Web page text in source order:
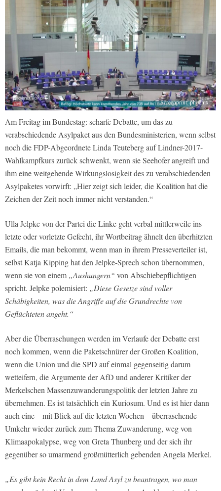
Screenprint: phoenix
Am Freitag im Bundestag: scharfe Debatte, um das zu
verabschiedende Asylpaket aus den Bundesministerien, wenn selbst
noch die FDP-Abgeordnete Linda Teuteberg auf Lindner-2017-
Wahlkampfkurs zurück schwenkt, wenn sie Seehofer angreift und
ihm eine weitgehende Wirkungslosigkeit des zu verabschiedenden
Asylpaketes vorwirft: „Hier zeigt sich leider, die Koalition hat die
Zeichen der Zeit noch immer nicht verstanden.“
Ulla Jelpke von der Partei die Linke geht verbal mittlerweile ins
letzte oder vorletzte Gefecht, ihr Wortbeitrag ähnelt den überhitzten
Emails, die man bekommt, wenn man in ihrem Presseverteiler ist,
selbst Katja Kipping hat den Jelpke-Sprech schon übernommen,
wenn sie von einem „Aushungern“ von Abschiebepflichtigen
spricht. Jelpke polemisiert: „Diese Gesetze sind voller
Schäbigkeiten, was die Angriffe auf die Grundrechte von
Geflüchteten angeht.“
Aber die Überraschungen werden im Verlaufe der Debatte erst
noch kommen, wenn die Paketschnürer der Großen Koalition,
wenn die Union und die SPD auf einmal gegenseitig darum
wetteifern, die Argumente der AfD und anderer Kritiker der
Merkelschen Massenzuwanderungspolitik der letzten Jahre zu
übernehmen. Es ist tatsächlich ein Kuriosum. Und es ist hier dann
auch eine – mit Blick auf die letzten Wochen – überraschende
Umkehr wieder zurück zum Thema Zuwanderung, weg von
Klimaapokalypse, weg von Greta Thunberg und der sich ihr
gegenüber so umarmend großmütterlich gebenden Angela Merkel.
„Es gibt kein Recht in dem Land Asyl zu beantragen, wo man